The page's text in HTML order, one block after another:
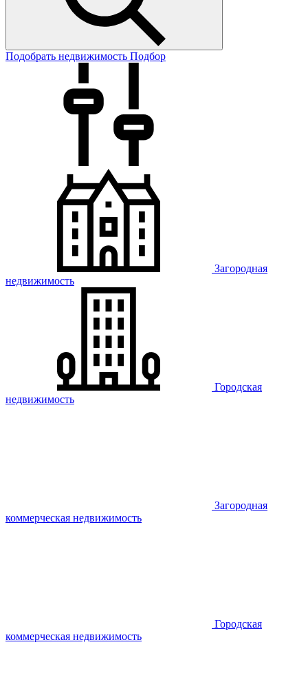
Подобрать недвижимость Подбор
Загородная
недвижимость
Городская
недвижимость
Загородная
коммерческая недвижимость
Городская
коммерческая недвижимость